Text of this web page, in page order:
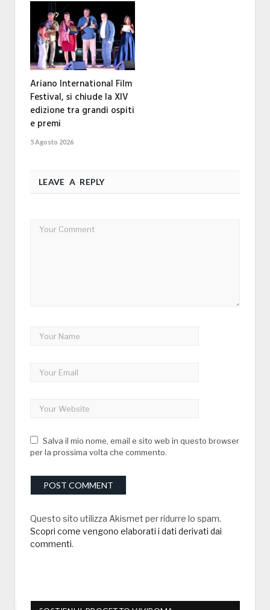
Ariano International Film
Festival, si chiude la XIV
edizione tra grandi ospiti
e premi
5 Agosto 2026
LEAVE A REPLY
Salva il mio nome, email e sito web in questo browser
per la prossima volta che commento.
Questo sito utilizza Akismet per ridurre lo spam.
Scopri come vengono elaborati i dati derivati dai
commenti.